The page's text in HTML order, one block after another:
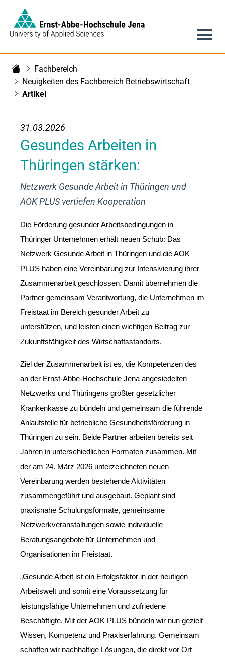
Fachbereich Betriebswirtschaft
Fachbereich
Neuigkeiten des Fachbereich Betriebswirtschaft
Artikel
31.03.2026
Gesundes Arbeiten in
Thüringen stärken:
Netzwerk Gesunde Arbeit in Thüringen und
AOK PLUS vertiefen Kooperation
Die Förderung gesunder Arbeitsbedingungen in
Thüringer Unternehmen erhält neuen Schub: Das
Netzwerk Gesunde Arbeit in Thüringen und die AOK
PLUS haben eine Vereinbarung zur Intensivierung ihrer
Zusammenarbeit geschlossen. Damit übernehmen die
Partner gemeinsam Verantwortung, die Unternehmen im
Freistaat im Bereich gesunder Arbeit zu
unterstützen, und leisten einen wichtigen Beitrag zur
Zukunftsfähigkeit des Wirtschaftsstandorts.
Ziel der Zusammenarbeit ist es, die Kompetenzen des
an der Ernst-Abbe-Hochschule Jena angesiedelten
Netzwerks und Thüringens größter gesetzlicher
Krankenkasse zu bündeln und gemeinsam die führende
Anlaufstelle für betriebliche Gesundheitsförderung in
Thüringen zu sein. Beide Partner arbeiten bereits seit
Jahren in unterschiedlichen Formaten zusammen. Mit
der am 24. März 2026 unterzeichneten neuen
Vereinbarung werden bestehende Aktivitäten
zusammengeführt und ausgebaut. Geplant sind
praxisnahe Schulungsformate, gemeinsame
Netzwerkveranstaltungen sowie individuelle
Beratungsangebote für Unternehmen und
Organisationen im Freistaat.
„Gesunde Arbeit ist ein Erfolgsfaktor in der heutigen
Arbeitswelt und somit eine Voraussetzung für
leistungsfähige Unternehmen und zufriedene
Beschäftigte. Mit der AOK PLUS bündeln wir nun gezielt
Wissen, Kompetenz und Praxiserfahrung. Gemeinsam
schaffen wir nachhaltige Lösungen, die direkt vor Ort